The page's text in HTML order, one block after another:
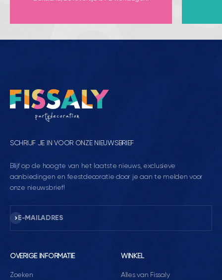
SCHRIJF JE IN VOOR ONZE NIEUWSBRIEF
Blijf op de hoogte van het laatste nieuws, exclusieve
aanbiedingen en feestdecoratie door je aan te melden voor
onze nieuwsbrief!
E-MAILADRES
Abonneren
OVERIGE INFORMATIE
Zoeken
WINKEL
Alles van Fissaly